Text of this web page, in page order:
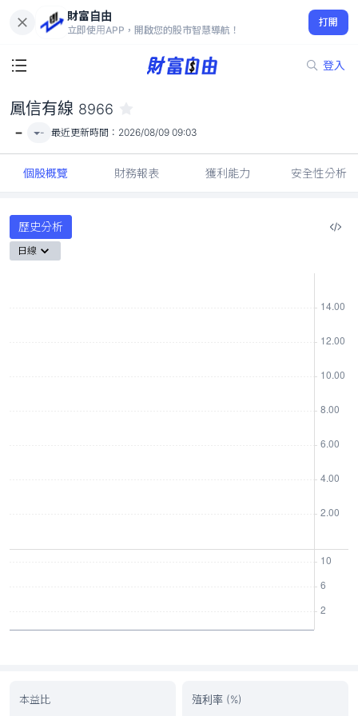
財富自由
立即使用APP，開啟您的股市智慧導航！
打開
登入
-
鳳信有線 8966
- - 最近更新時間： 2026/08/09 09:03
個股概覽 財務報表 獲利能力 安全性分析
歷史分析
日線
本益比 殖利率 (%)